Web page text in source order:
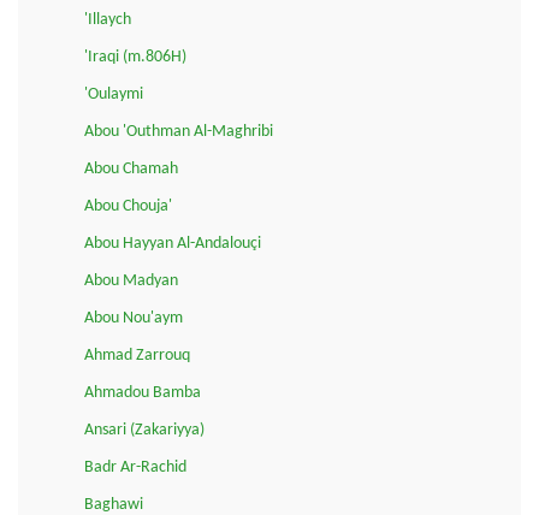
'Illaych
'Iraqi (m.806H)
'Oulaymi
Abou 'Outhman Al-Maghribi
Abou Chamah
Abou Chouja'
Abou Hayyan Al-Andalouçi
Abou Madyan
Abou Nou'aym
Ahmad Zarrouq
Ahmadou Bamba
Ansari (Zakariyya)
Badr Ar-Rachid
Baghawi